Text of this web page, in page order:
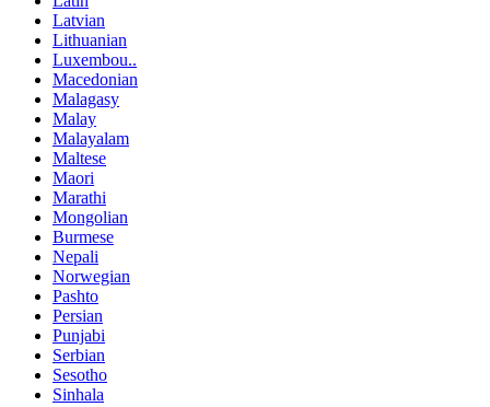
Latvian
Lithuanian
Luxembou..
Macedonian
Malagasy
Malay
Malayalam
Maltese
Maori
Marathi
Mongolian
Burmese
Nepali
Norwegian
Pashto
Persian
Punjabi
Serbian
Sesotho
Sinhala